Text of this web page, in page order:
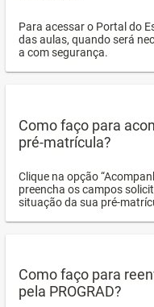
Para acessar o Portal do
das aulas, quando será
a com segurança.
Como faço para
pré-matrícula?
Clique na opção
preencha os campos
situação da sua pré-
Como faço para
pela PROGRAD?